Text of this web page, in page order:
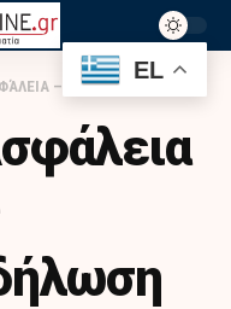
ΕΚΔΉΛΩΣΗ ΑΠΌ ΤΟΝ ΣΎΛΛΟΓΟ ΕΛΛΉΝΩΝ ΕΦΈΔΡΩΝ ΠΕΖΟΝΑΥΤΏΝ
EL